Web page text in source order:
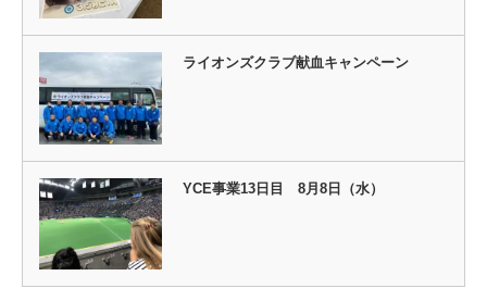
ライオンズクラブ献血キャンペーン
YCE事業13日目 8月8日（水）